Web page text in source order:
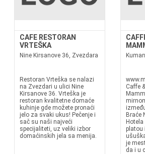
CAFE RESTORAN
VRTEŠKA
Nine Kirsanove 36, Zvezdara
Restoran Vrteška se nalazi
na Zvezdari u ulici Nine
Kirsanove 36. Vrteška je
restoran kvalitetne domaće
kuhinje gde možete pronaći
jelo za svaki ukus! Pečenje i
sač su naši najveći
specijaliteti, uz veliki izbor
domaćinskih jela sa menija.
Caffe
Braće
platou
je
da i u